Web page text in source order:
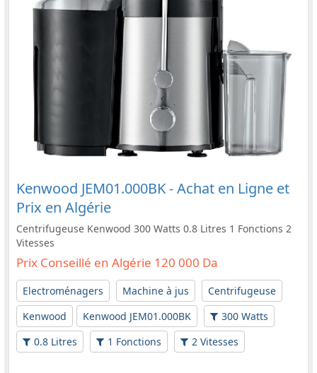
Kenwood JEM01.000BK - Achat en Ligne et
Prix en Algérie
Centrifugeuse Kenwood 300 Watts 0.8 Litres 1 Fonctions 2
Vitesses
Prix Conseillé en Algérie 120 000 Da
Electroménagers Machine à jus
Centrifugeuse
Kenwood
Kenwood JEM01.000BK
300 Watts
0.8 Litres
1 Fonctions 2 Vitesses